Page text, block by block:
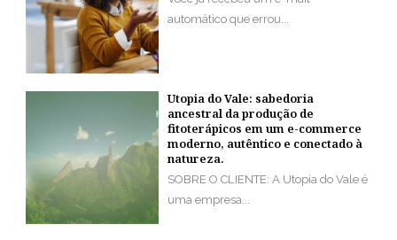
automático que errou...
Utopia do Vale: sabedoria
ancestral da produção de
fitoterápicos em um e-commerce
moderno, autêntico e conectado à
natureza.
SOBRE O CLIENTE: A Utopia do Vale é
uma empresa...